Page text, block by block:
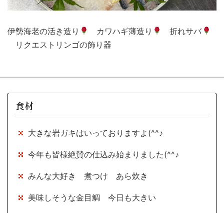
伊勢海老の活き造り カワハギ薄造り
折れサバ
リクエストリンゴの飾り器
食材
大きな岩ガキはいっておりますよ(^^♪
今年も皆様絶賛の仕込み始まりました(^^♪
みんな大好き 煮つけ あら炊き
美味しそうな金目鯛 今日も大きい